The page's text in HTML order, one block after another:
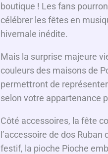
boutique ! Les fans
célébrer les fêtes en
hivernale inédite.
Mais la surprise majeure
couleurs des maisons de
permettront de
selon votre appartenance
Côté accessoires, la fête
l’accessoire de dos
festif, la pioche Pioche